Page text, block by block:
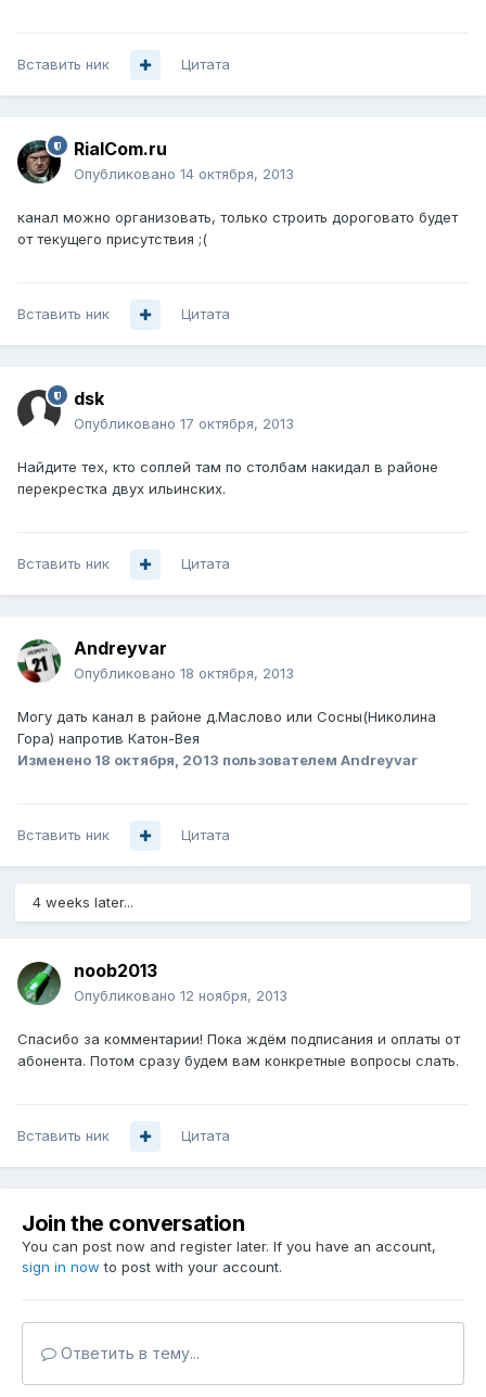
Вставить ник Цитата
RialCom.ru
Опубликовано 14 октября, 2013
канал можно организовать, только строить дороговато будет
от текущего присутствия ;(
Вставить ник Цитата
dsk
Опубликовано 17 октября, 2013
Найдите тех, кто соплей там по столбам накидал в районе
перекрестка двух ильинских.
Вставить ник Цитата
Andreyvar
Опубликовано 18 октября, 2013
Могу дать канал в районе д.Маслово или Сосны(Николина
Гора) напротив Катон-Вея
Изменено 18 октября, 2013 пользователем Andreyvar
Вставить ник Цитата
4 weeks later...
noob2013
Опубликовано 12 ноября, 2013
Спасибо за комментарии! Пока ждём подписания и оплаты от
абонента. Потом сразу будем вам конкретные вопросы слать.
Вставить ник Цитата
Join the conversation
You can post now and register later. If you have an account,
sign in now to post with your account.
Ответить в тему...